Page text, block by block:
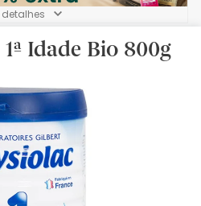
detalhes
Idade Bio 800g